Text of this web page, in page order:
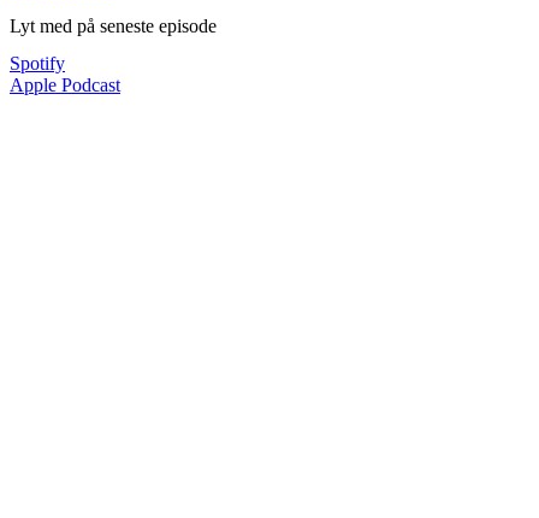
Lyt med på seneste episode
Spotify
Apple Podcast